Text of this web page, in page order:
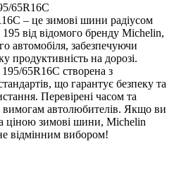
65R16C
– це зимові шини радіусом
від відомого бренду Michelin,
автомобіля, забезпечуючи
продуктивність на дорозі.
65R16C створена з
що гарантує безпеку та
Перевірені часом та
вимогам автолюбителів. Якщо ви
ціною зимові шини, Michelin
відмінним вибором!